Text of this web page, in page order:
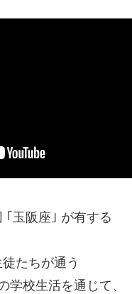
｢玉阪座｣ が有する
たちが通う
学校生活を通じて、